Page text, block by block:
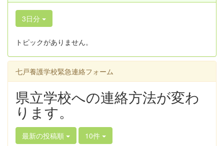
3日分
トピックがありません。
七戸養護学校緊急連絡フォーム
県立学校への連絡方法が変わ
ります。
最新の投稿順 10件